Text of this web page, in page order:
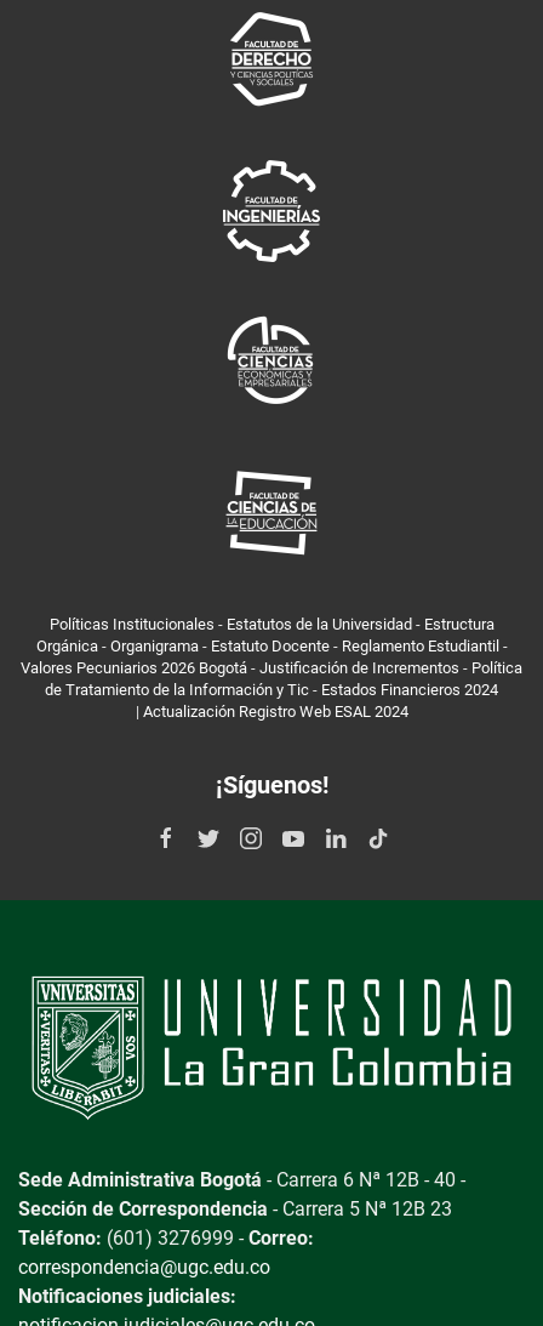
Políticas Institucionales - Estatutos de la Universidad - Estructura
Orgánica- Organigrama- Estatuto Docente- Reglamento Estudiantil -
Valores Pecuniarios 2026 Bogotá - Justificación de Incrementos - Política
de Tratamiento de la Información y Tic - Estados Financieros 2024
| Actualización Registro Web ESAL 2024
¡Síguenos!
Sede Administrativa Bogotá - Carrera 6 Nª 12B - 40 -
Sección de Correspondencia - Carrera 5 Nª 12B 23
Teléfono: (601) 3276999 -Correo:
correspondencia@ugc.edu.co
Notificaciones judiciales: